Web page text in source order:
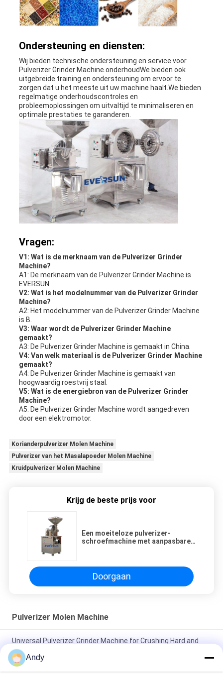
Ondersteuning en diensten:
Wij bieden technische ondersteuning en service voor
Pulverizer Grinder Machine.onderhoudWe bieden ook
uitgebreide training en ondersteuning om ervoor te
zorgen dat u het meeste uit uw machine haalt.We bieden
regelmatige onderhoudscontroles en
probleemoplossingen om uitvaltijd te minimaliseren en
optimale prestaties te garanderen.
Vragen:
V1: Wat is de merknaam van de Pulverizer Grinder
Machine?
A1: De merknaam van de Pulverizer Grinder Machine is
EVERSUN.
V2: Wat is het modelnummer van de Pulverizer Grinder
Machine?
A2: Het modelnummer van de Pulverizer Grinder Machine
is B.
V3: Waar wordt de Pulverizer Grinder Machine
gemaakt?
A3: De Pulverizer Grinder Machine is gemaakt in China.
V4: Van welk materiaal is de Pulverizer Grinder Machine
gemaakt?
A4: De Pulverizer Grinder Machine is gemaakt van
hoogwaardig roestvrij staal.
V5: Wat is de energiebron van de Pulverizer Grinder
Machine?
A5: De Pulverizer Grinder Machine wordt aangedreven
door een elektromotor.
Korianderpulverizer Molen Machine
Pulverizer van het Masalapoeder Molen Machine
Kruidpulverizer Molen Machine
Krijg de beste prijs voor
Een moeiteloze pulverizer-
schroefmachine met aanpasbare
Doorgaan
Pulverizer Molen Machine
Universal Pulverizer Grinder Machine for Crushing Hard and
Resilient Materials
Geavanceerde pulverizer grinders voor het verpletteren in de
Andy